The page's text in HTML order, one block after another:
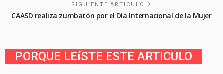
SIGUIENTE ARTICULO
CAASD realiza zumbatón por el Día Internacional de la Mujer
PORQUE LEíSTE ESTE ARTICULO